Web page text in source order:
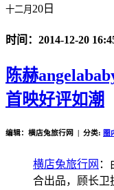
十二月 20日
时间：2014-12-20
陈赫
首映好评如潮
编辑：横店兔旅行网 | 分类: 圈
横店兔旅行网 ：
合出品，顾长卫